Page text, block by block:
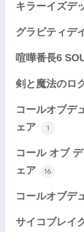
キラーイズデ
グラビティデ
喧嘩番長6
剣と魔法のロ
コールオブデ
ェア
1
コール オブ
ェア
16
コールオブデ
サイコブレイ